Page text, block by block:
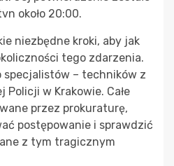
około 20:00.
niezbędne kroki, aby jak
tego zdarzenia.
specjalistów – techników z
Policji w Krakowie. Całe
przez prokuraturę,
postępowanie i sprawdzić
z tym tragicznym